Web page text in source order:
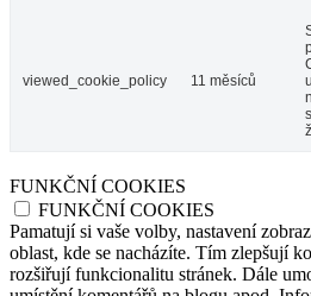
viewed_cookie_policy 11 měsíců
FUNKČNÍ COOKIES
FUNKČNÍ COOKIES
Pamatují si vaše volby, nastavení
oblast, kde se nacházíte. Tím zlepšují
rozšiřují funkcionalitu stránek. Dále